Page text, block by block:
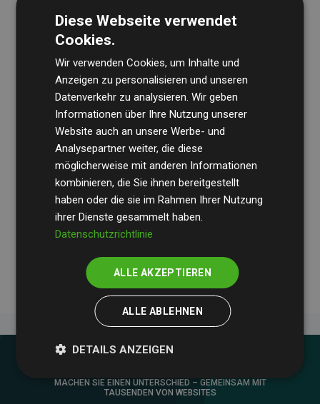
Die Wirtschaftsprüfungsgesellschaft BDOüberprüft
regelmäßig unsere Berechnungen und Methodik, um
Transparenz und Verlässlichkeit sicherzustellen.
Ihre Prüfungen belegen, dass unsere Investitionen in
Klimaschutzprojekte im Durchschnitt200 % der
geschätzten CO₂-Emissionender teilnehmenden
Websites kompensieren – ein klarer Nachweis für die
messbare Klimawirkung unseres Ansatzes.
MACHEN SIE EINEN UNTERSCHIED – GEMEINSAM MIT
TAUSENDEN VON WEBSITES
Diese Webseite verwendet
Cookies.
Wir verwenden Cookies, um Inhalte und
Anzeigen zu personalisieren und unseren
Datenverkehr zu analysieren. Wir geben
Informationen über Ihre Nutzung unserer
Website auch an unsere Werbe- und
Analysepartner weiter, die diese
möglicherweise mit anderen Informationen
kombinieren, die Sie ihnen bereitgestellt
haben oder die sie im Rahmen Ihrer Nutzung
ihrer Dienste gesammelt haben.
Datenschutzrichtlinie
ALLE AKZEPTIEREN
ALLE ABLEHNEN
DETAILS ANZEIGEN